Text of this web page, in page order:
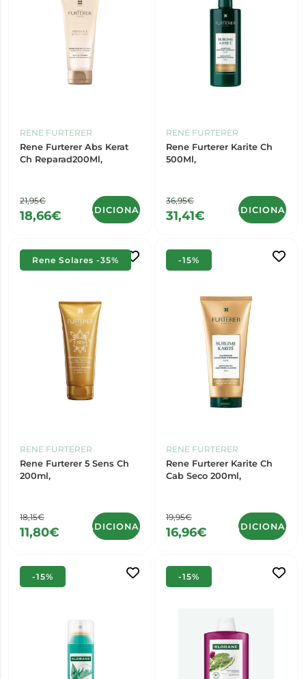
RENE FURTERER
Rene Furterer Abs Kerat
Ch Reparad200Ml,
21,95€
18,66€ ADICIONAR
RENE FURTERER
Rene Furterer Karite Ch
500Ml,
36,95€
31,41€ ADICIONAR
Rene Solares -35%
RENE FURTERER
Rene Furterer 5 Sens Ch
200ml,
18,15€
11,80€ ADICIONAR
-15%
RENE FURTERER
Rene Furterer Karite Ch
Cab Seco 200ml,
19,95€
16,96€ ADICIONAR
-15% -15%